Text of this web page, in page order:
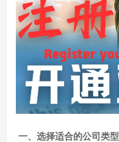
一、选择适合的公司类型